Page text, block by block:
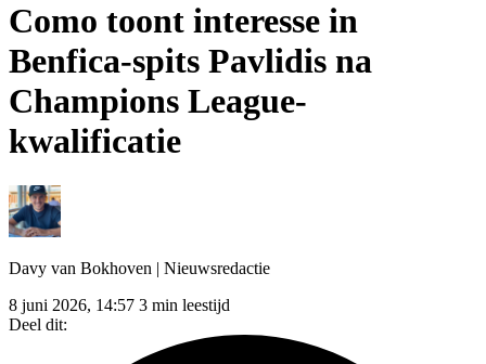
Como toont interesse in
Benfica-spits Pavlidis na
Champions League-
kwalificatie
Davy van Bokhoven | Nieuwsredactie
8 juni 2026, 14:57 3 min leestijd
Deel dit: